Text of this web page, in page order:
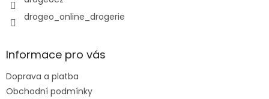
drogeo_online_drogerie
Informace pro vás
Doprava a platba
Obchodní podmínky